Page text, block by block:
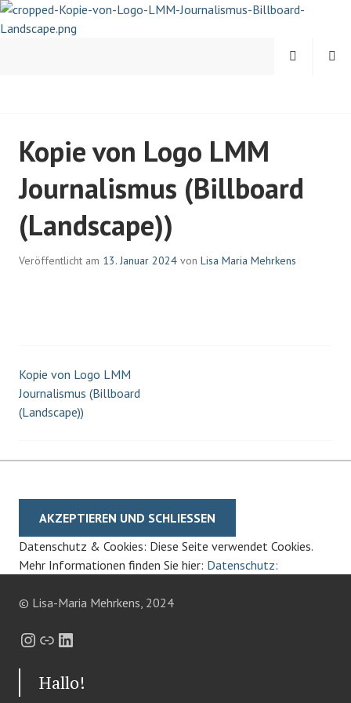
Springe
zum
JOURNALISTIN UND
PSYCHOLOGIN
MENÜ
SUCHEN
Kopie von Logo LMM
Journalismus (Billboard
(Landscape))
Veröffentlicht am 13. Januar 2024 von Lisa Maria Mehrkens
Beitrags-
Navigation
Kopie von Logo LMM
Journalismus (Billboard
(Landscape))
Datenschutz & Cookies: Diese Seite verwendet Cookies.
Mehr Informationen finden Sie hier: Datenschutz:
© Lisa-Maria Mehrkens, 2024
Instagram
LinkLinkedIn
Hallo!